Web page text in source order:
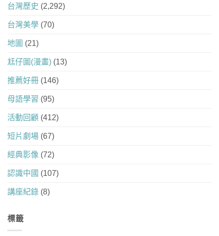
台灣歷史 (2,292)
台灣美學 (70)
地圖 (21)
尪仔圖(漫畫) (13)
推薦好冊 (146)
母語學習 (95)
活動回顧 (412)
短片劇場 (67)
經典影像 (72)
認識中國 (107)
講座紀錄 (8)
標籤